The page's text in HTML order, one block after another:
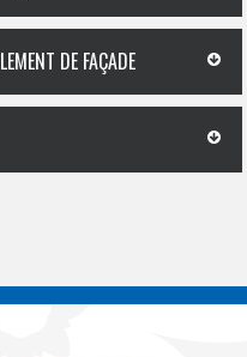
DE FAÇADE